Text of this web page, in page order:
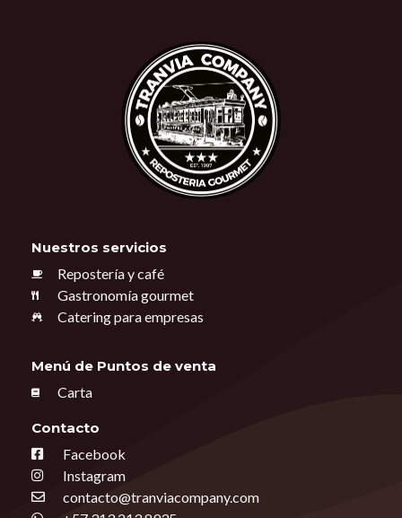
Nuestros servicios
Repostería y café
Gastronomía gourmet
Catering para empresas
Menú de Puntos de venta
Carta
Contacto
Facebook
Instagram
contacto@tranviacompany.com